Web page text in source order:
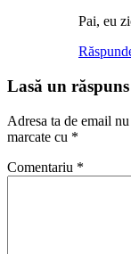
Pai, eu
Lasă un răspuns
Adresa ta de email
marcate cu *
Comentariu *